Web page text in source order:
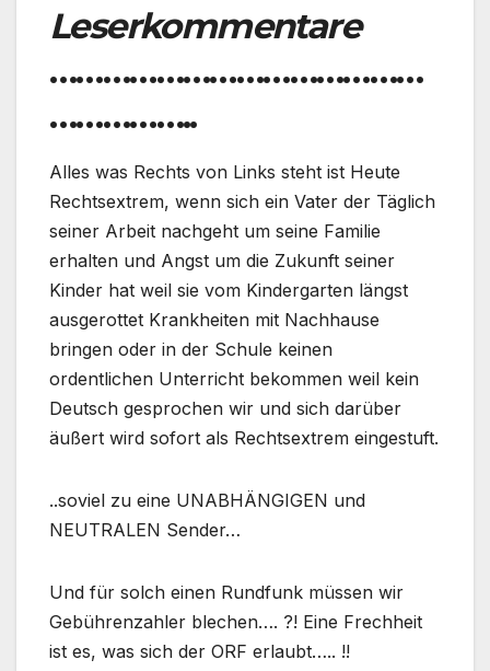
Leserkommentare
……………………………………
……………..
Alles was Rechts von Links steht ist Heute
Rechtsextrem, wenn sich ein Vater der Täglich
seiner Arbeit nachgeht um seine Familie
erhalten und Angst um die Zukunft seiner
Kinder hat weil sie vom Kindergarten längst
ausgerottet Krankheiten mit Nachhause
bringen oder in der Schule keinen
ordentlichen Unterricht bekommen weil kein
Deutsch gesprochen wir und sich darüber
äußert wird sofort als Rechtsextrem eingestuft.
..soviel zu eine UNABHÄNGIGEN und
NEUTRALEN Sender…
Und für solch einen Rundfunk müssen wir
Gebührenzahler blechen…. ?! Eine Frechheit
ist es, was sich der ORF erlaubt….. !!